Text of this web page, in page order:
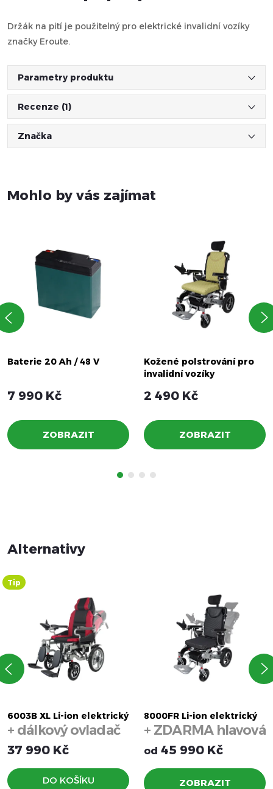
Držák na pití je použitelný pro elektrické invalidní vozíky
značky Eroute.
Parametry produktu
Recenze (1)
Značka
Mohlo by vás zajímat
Baterie 20 Ah / 48 V
7 990 Kč
ZOBRAZIT
Kožené polstrování pro
invalidní vozíky
2 490 Kč
ZOBRAZIT
Tip
6003B XL Li-ion elektrický
invalidní vozík 52 cm
(automatické polohování)
+ dálkový ovladač
37 990 Kč
DO KOŠÍKU
8000FR Li-ion elektrický
invalidní vozík
polohování)
+ ZDARMA hlavová
opěrka
od 45 990 Kč
ZOBRAZIT